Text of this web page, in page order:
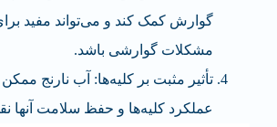
گوارش کمک کند و می‌تواند مفید
مشکلات گوارشی باشد.
تأثیر مثبت بر کلیه‌ها: آب نارنج
عملکرد کلیه‌ها و حفظ سلامت آنها